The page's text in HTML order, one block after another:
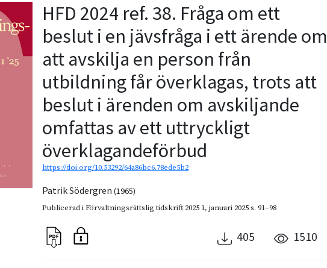
HFD 2024 ref. 38. Fråga om ett
beslut i en jävsfråga i ett ärende om
att avskilja en person från
utbildning får överklagas, trots att
beslut i ärenden om avskiljande
omfattas av ett uttryckligt
överklagandeförbud
https://doi.org/10.53292/64a86bc6.78ede5b2
Patrik Södergren(1965)
Publicerad iFörvaltningsrättslig tidskrift 2025 1,januari 2025s. 91–98
405 1510